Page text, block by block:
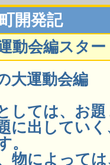
開発記
動会編スター
大運動会編
しては、お
に出してい
。
物によって